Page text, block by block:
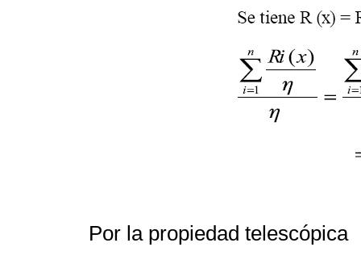
Por la propiedad telescópica